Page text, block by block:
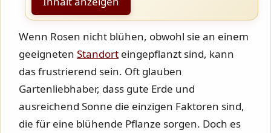
Wenn Rosen nicht blühen, obwohl sie an einem
geeigneten Standort eingepflanzt sind, kann
das frustrierend sein. Oft glauben
Gartenliebhaber, dass gute Erde und
ausreichend Sonne die einzigen Faktoren sind,
die für eine blühende Pflanze sorgen. Doch es